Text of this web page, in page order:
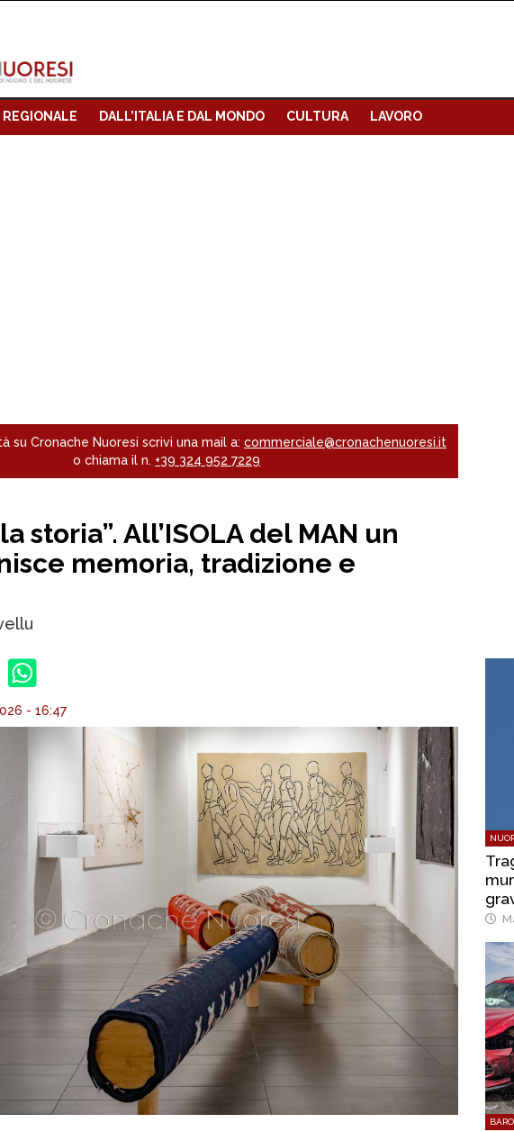
REGIONALE DALL’ITALIA E DAL MONDO CULTURA LAVORO
su Cronache Nuoresi scrivi una mail a: commerciale@cronachenuoresi.it
o chiama il n. +39 324 952 7229
storia”. All’ISOLA del MAN un
memoria, tradizione e
- 16:47